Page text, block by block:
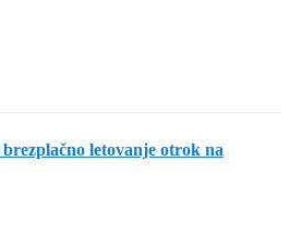
letovanje otrok na